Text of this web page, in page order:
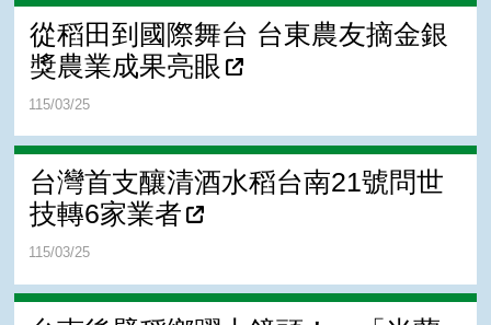
從稻田到國際舞台 台東農友摘金銀
獎農業成果亮眼
115/03/25
台灣首支釀清酒水稻台南21號問世
技轉6家業者
115/03/25